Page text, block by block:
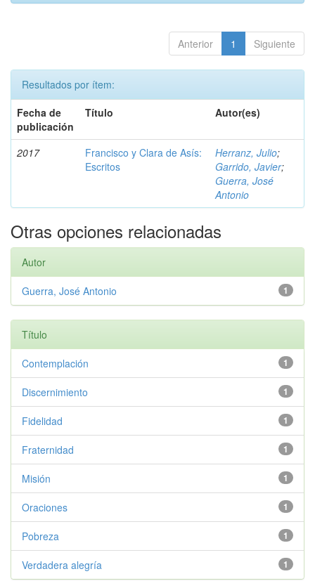
Anterior 1 Siguiente
Resultados por ítem:
Fecha de
publicación
Título Autor(es)
2017
Francisco y Clara de Asís:
Escritos
Herranz, Julio;
Garrido, Javier;
Guerra, José
Antonio
Otras opciones relacionadas
Autor
1
Guerra, José Antonio
Título
1
Contemplación
1
Discernimiento
1
Fidelidad
1
Fraternidad
1
Misión
1
Oraciones
1
Pobreza
1
Verdadera alegría